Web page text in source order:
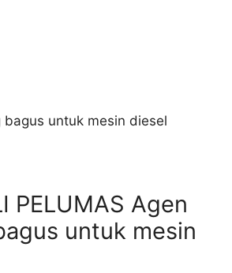
PELUMAS Agen
untuk mesin